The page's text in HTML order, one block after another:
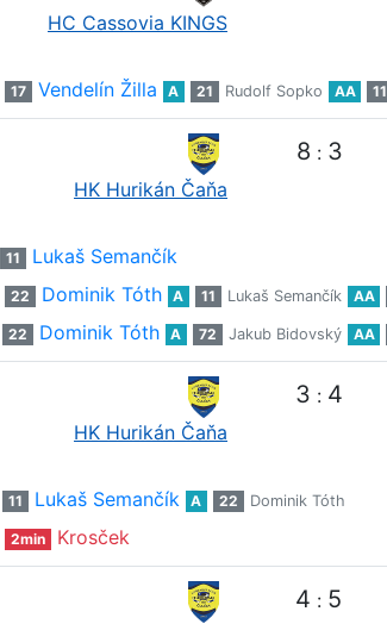
HC Cassovia KINGS
17 Vendelín Žilla A 21 Rudolf Sopko AA 11
HK Hurikán Čaňa
8 : 3
11 Lukaš Semančík
22 Dominik Tóth A 11 Lukaš Semančík AA
22 Dominik Tóth A 72 Jakub Bidovský AA
HK Hurikán Čaňa
3 : 4
11 Lukaš Semančík A 22 Dominik Tóth
2min Krosček
4 : 5